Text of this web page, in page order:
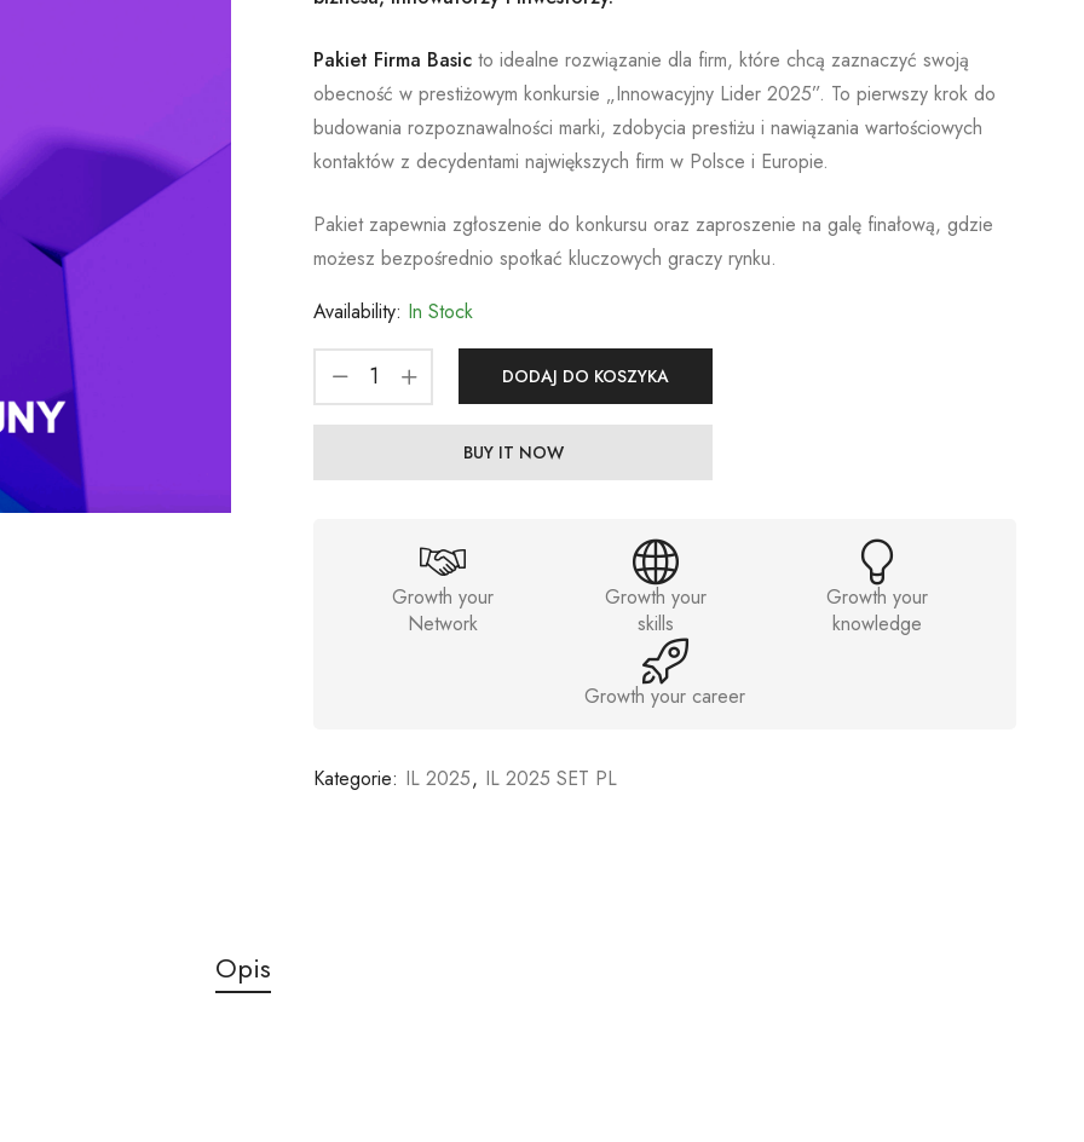
Pakiet Firma Basic to idealne rozwiązanie dla firm, które chcą zaznaczyć swoją
obecność w prestiżowym konkursie „Innowacyjny Lider 2025”. To pierwszy krok do
budowania rozpoznawalności marki, zdobycia prestiżu i nawiązania wartościowych
kontaktów z decydentami największych firm w Polsce i Europie.
Pakiet zapewnia zgłoszenie do konkursu oraz zaproszenie na galę finałową, gdzie
możesz bezpośrednio spotkać kluczowych graczy rynku.
Availability: In Stock
DODAJ DO KOSZYKA
BUY IT NOW
Growth your
Network
Growth your
skills
Growth your
knowledge
Growth your career
Kategorie: IL 2025, IL 2025 SET PL
Opis